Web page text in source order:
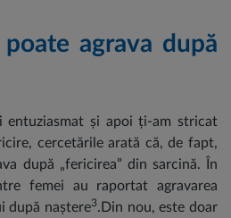
poate agrava după
entuziasmat și apoi ți-am stricat
cercetările arată că, de fapt,
după „fericirea” din sarcină. În
femei au raportat agravarea
după naștere3.Din nou, este doar